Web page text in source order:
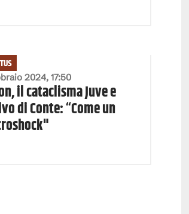
2024, 17:50
il cataclisma Juve e
di Conte: “Come un